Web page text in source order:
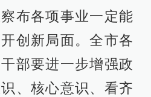
布各项事业一定能
创新局面。全市各
部要进一步增强政
、核心意识、看齐